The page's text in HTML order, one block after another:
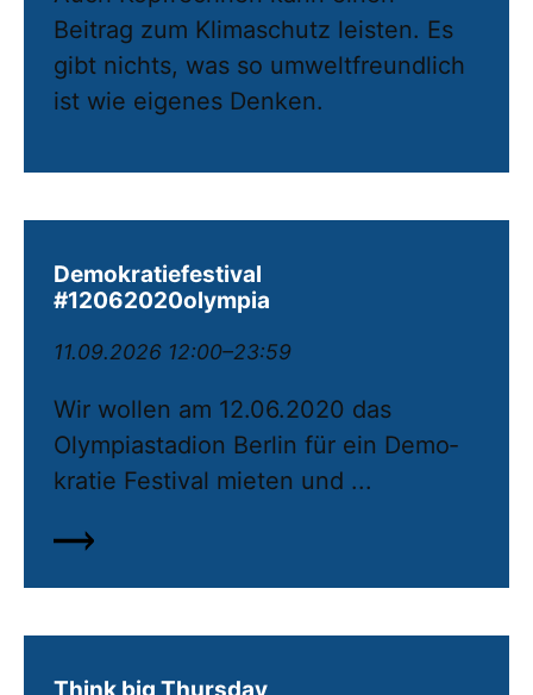
Beitrag zum Klimaschutz leisten. Es
gibt nichts, was so umweltfreundlich
ist wie eigenes Denken.
Demokratiefestival
#12062020olympia
11.09.2026 12:00–23:59
Wir wollen am 12.06.2020 das
Olympiastadion Berlin für ein De­mo­
kratie Festival mieten und ...